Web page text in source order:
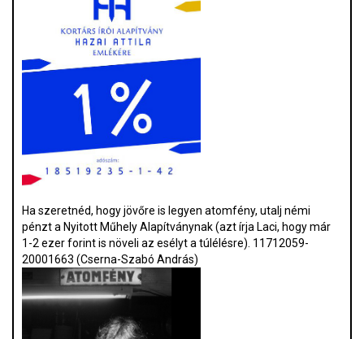
Ha szeretnéd, hogy jövőre is legyen atomfény, utalj némi
pénzt a Nyitott Műhely Alapítványnak (azt írja Laci, hogy már
1-2 ezer forint is növeli az esélyt a túlélésre). 11712059-
20001663 (Cserna-Szabó András)